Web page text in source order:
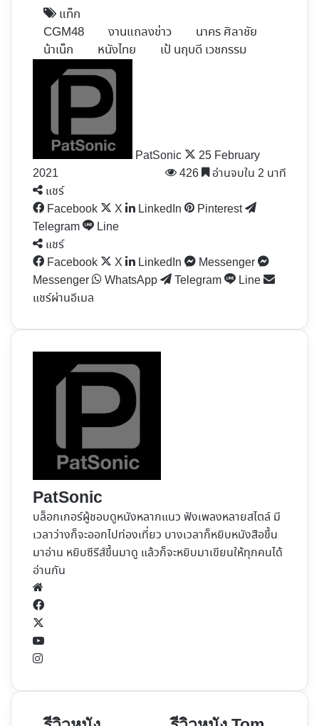
แท็ก
CGM48
งานแถลงข่าว
นาคร ศิลาชัย
น้าเน็ก
หนังไทย เป้ นฤบดี เวชกรรม
PatSonic
25 February
2021
426
อ่านจบใน 2 นาที
แชร์
Facebook
X LinkedIn
Pinterest
Telegram
Line
แชร์
Facebook
X LinkedIn
Messenger
Messenger
WhatsApp Telegram
Line
แชร์ผ่านอีเมล
PatSonic
บล็อกเกอร์ผู้ชอบดูหนังหลากแนว ฟังเพลงหลายสไตล์ มี
เวลาว่างก็จะออกไปท่องเที่ยว บางเวลาก็หยิบหนังสือขึ้น
มาอ่าน หยิบซีรีส์ขึ้นมาดู แล้วก็จะหยิบมาเขียนให้ทุกคนได้
อ่านกัน
Facebook
YouTube
Instagram
รีวิว
รีวิว